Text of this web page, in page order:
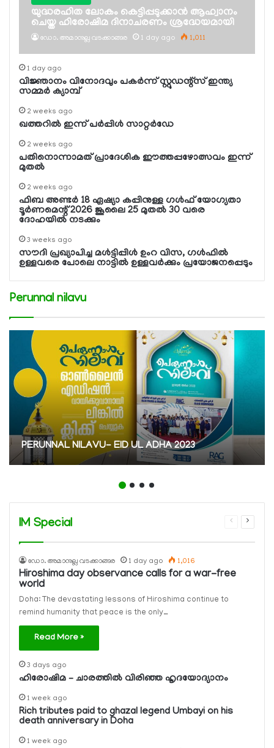
യുദ്ധരഹിത ലോകം കെട്ടിപ്പടുക്കാന്‍ ആഹ്വാനം
ചെയ്ത ഹിരോഷിമ ദിനാചരണം ശ്രദ്ധേയമായി
ഡോ. അമാനുല്ല വടക്കാങ്ങര 1 day ago 1,011
1 day ago
വിജ്ഞാനം വിനോദവും പകര്‍ന്ന് സ്റ്റുഡന്റ്‌സ് ഇന്ത്യ
സമ്മര്‍ ക്യാമ്പ്
2 weeks ago
ഖത്തറില്‍ ഇന്ന് പര്‍പ്പിള്‍ സാറ്റര്‍ഡേ
2 weeks ago
പതിനൊന്നാമത് പ്രാദേശിക ഈത്തപ്പഴോത്സവം ഇന്ന്
മുതല്‍
2 weeks ago
ഫിബ അണ്ടര്‍ 18 ഏഷ്യാ കപ്പിനുള്ള ഗള്‍ഫ് യോഗ്യതാ
ടൂര്‍ണമെന്റ് 2026 ജൂലൈ 25 മുതല്‍ 30 വരെ
ദോഹയില്‍ നടക്കും
3 weeks ago
സൗദി പ്രഖ്യാപിച്ച മള്‍ട്ടിപ്പിള്‍ ഉംറ വിസ, ഗള്‍ഫില്‍
ഉള്ളവരെ പോലെ നാട്ടില്‍ ഉള്ളവര്‍ക്കും പ്രയോജനപ്പെടും
Perunnal nilavu
PERUNNAL NILAVU- EID UL ADHA 2023
IM Special
Previous
Next
ഡോ. അമാനുല്ല വടക്കാങ്ങര 1 day ago 1,016
Hiroshima day observance calls for a war-free
world
Doha: The devastating lessons of Hiroshima continue to
remind humanity that peace is the only…
Read More »
3 days ago
ഹിരോഷിമ – ചാരത്തിൽ വിരിഞ്ഞ ഹൃദയോദ്യാനം
1 week ago
Rich tributes paid to ghazal legend Umbayi on his
death anniversary in Doha
1 week ago